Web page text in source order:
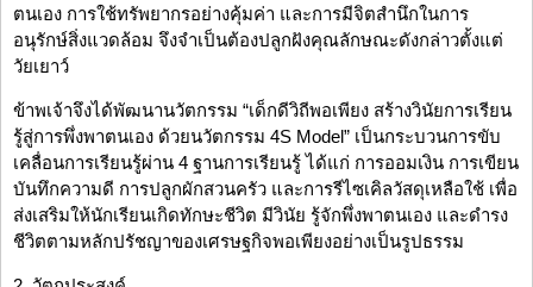
ตนเอง การใช้ทรัพยากรอย่างคุ้มค่า และการมีจิตสำนึกในการ
อนุรักษ์สิ่งแวดล้อม จึงจำเป็นต้องปลูกฝังคุณลักษณะดังกล่าวตั้งแต่
วัยเยาว์
ข้าพเจ้าจึงได้พัฒนานวัตกรรม “เด็กดีวิถีพอเพียง สร้างวินัยการเรียน
รู้สู่การพึ่งพาตนเอง ด้วยนวัตกรรม 4S Model” เป็นกระบวนการขับ
เคลื่อนการเรียนรู้ผ่าน 4 ฐานการเรียนรู้ ได้แก่ การออมเงิน การเขียน
บันทึกความดี การปลูกผักสวนครัว และการรีไซเคิลวัสดุเหลือใช้ เพื่อ
ส่งเสริมให้นักเรียนเกิดทักษะชีวิต มีวินัย รู้จักพึ่งพาตนเอง และดำรง
ชีวิตตามหลักปรัชญาของเศรษฐกิจพอเพียงอย่างเป็นรูปธรรม